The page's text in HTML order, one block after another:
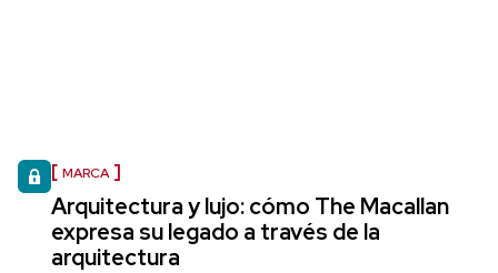
MARCA
Arquitectura y lujo: cómo The Macallan
expresa su legado a través de la
arquitectura